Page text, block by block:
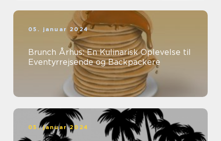
05. januar 2024
Brunch Århus: En Kulinarisk Oplevelse til
Eventyrrejsende og Backpackere
05. januar 2024